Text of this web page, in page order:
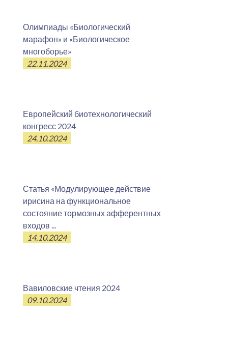
Олимпиады «Биологический
марафон» и «Биологическое
многоборье»
22.11.2024
Европейский биотехнологический
конгресс 2024
24.10.2024
Статья «Модулирующее действие
ирисина на функциональное
состояние тормозных афферентных
входов ...
14.10.2024
Вавиловские чтения 2024
09.10.2024